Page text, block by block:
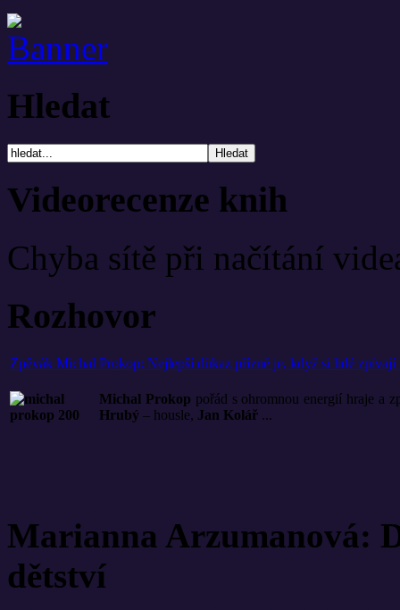
Hledat
Videorecenze knih
Chyba sítě při načítání
Rozhovor
Zpěvák Michal Prokop: Nejlepší důkaz přízně je, když si lidé zpívají
Michal Prokop pořád s ohromnou energií hraje a
Hrubý – housle, Jan Kolář ...
Marianna Arzumanová:
dětství